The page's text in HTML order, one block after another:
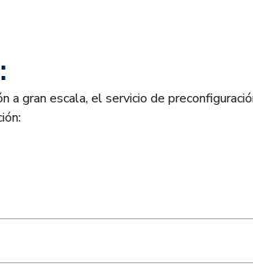
gran escala, el servicio de